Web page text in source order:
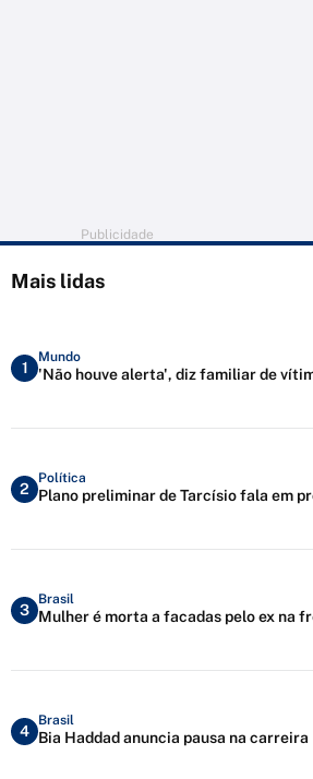
Publicidade
Mais lidas
1
Mundo
'Não houve alerta', diz familiar de
2
Política
Plano preliminar de Tarcísio fala em
3
Brasil
Mulher é morta a facadas pelo ex na
4
Brasil
Bia Haddad anuncia pausa na carreira